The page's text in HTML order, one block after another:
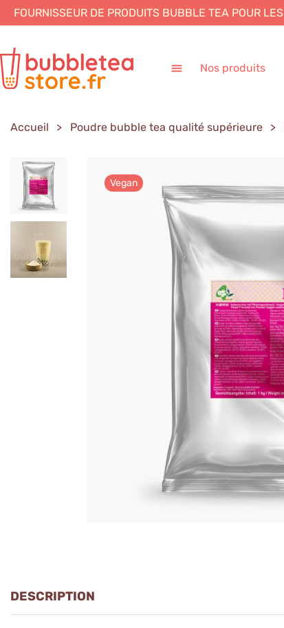
FOURNISSEUR DE PRODUITS BUBBLE TEA POUR LES
Nos produits
Accueil Poudre bubble tea qualité supérieure
Vegan
DESCRIPTION